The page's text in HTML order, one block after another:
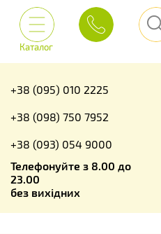
Каталог
+38 (095) 010 2225
+38 (098) 750 7952
+38 (093) 054 9000
Телефонуйте з 8.00 до
23.00
без вихідних